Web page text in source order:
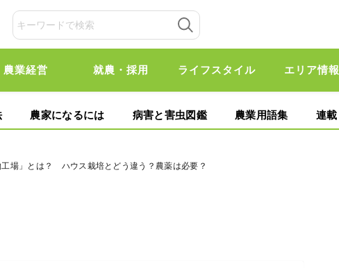
農業経営 就農・採用 ライフスタイル エリア情報
農家になるには 病害と害虫図鑑 農業用語集 連載
場」とは？ ハウス栽培とどう違う？農薬は必要？